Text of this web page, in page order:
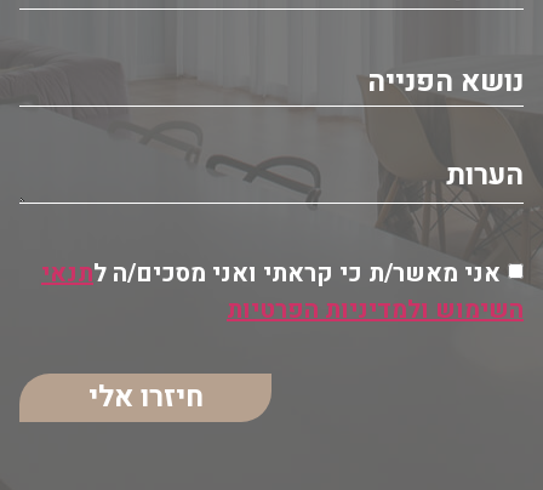
אני מאשר/ת כי קראתי ואני מסכים/ה לתנאי
השימוש ולמדיניות הפרטיות
חיזרו אלי